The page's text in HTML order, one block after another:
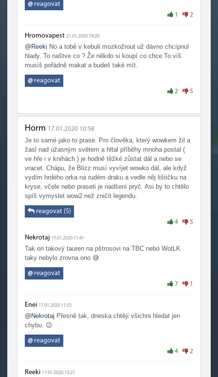
@reagovat
1 2
Hromovapest 21.01.2020 19:20
@Reeki No a tobě v kebuli mozkožrout už dávno chcípnul
hlady. To naštve co ? Že někdo si koupí co chce.To víš
musíš pořádně makat a budeš také mít.
@reagovat
2 5
Horm 17.01.2020 10:58
Je to samé jako to prase. Pro člověka, který wowkem žil a
žasl nad úžasným světem a hltal příběhy mnoha postal (
ve hře i v knihách ) je hodně těžké zůstat dál a nebo se
vracet. Chápu, že Blizz musí vyvíjet wowko dál, ale když
vydím hrdého orka na rudém draku a vedle něj lištičku na
kryse, včele nebo praseti je nadšení pryč. Asi by to chtělo
spíš vymyslet wow2 než zničit legendu.
reagovat (5)
4 5
Nekrotaj 17.01.2020 11:41
Tak on takový tauren na pštrosovi na TBC nebo WotLK
taky nebylo zrovna ono 😅
@reagovat
7 1
Enei 17.01.2020 11:53
@Nekrotaj Přesně tak, dneska chtějí všichni hledat jen
chybu. 😉
@reagovat
4 2
Reeki 17.01.2020 13:21